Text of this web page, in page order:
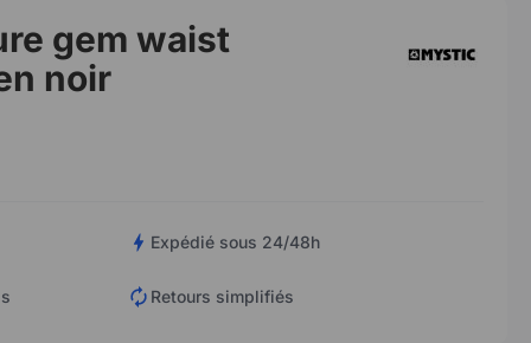
gem waist
noir
Expédié sous 24/48h
Retours simplifiés